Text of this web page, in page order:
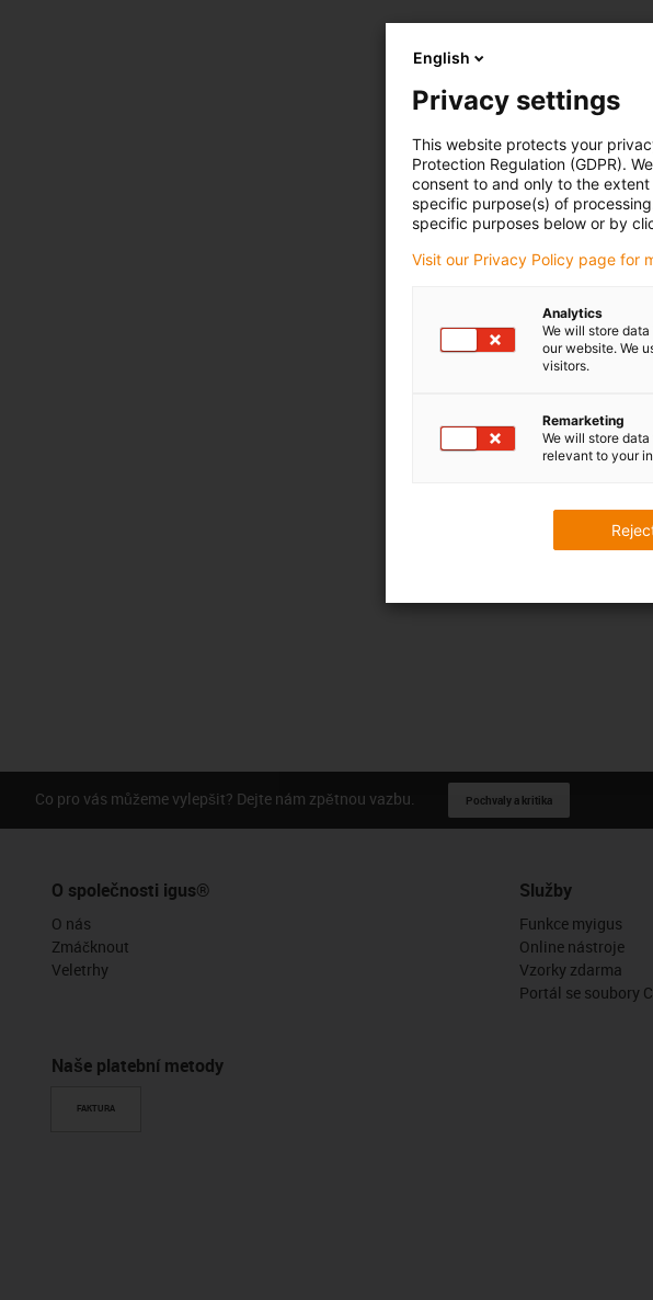
Co pro vás můžeme vylepšit? Dejte nám zpětnou vazbu. Pochvaly a kritika
O společnosti igus®
O nás
Zmáčknout
Veletrhy
Naše platební metody
FAKTURA
Služby
Funkce myigus
Online nástroje
Vzorky zdarma
Portál se soubory
English
Privacy settings
This website protects your
Protection Regulation (GDPR).
consent to and only to the
specific purpose(s) of
specific purposes below or by
Visit our Privacy Policy page for
Analytics
We will store
our website. We
visitors.
Remarketing
We will store
relevant to your